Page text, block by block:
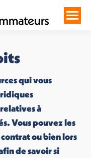
qui vous
à
Vous pouvez les
ou bien lors
de savoir si